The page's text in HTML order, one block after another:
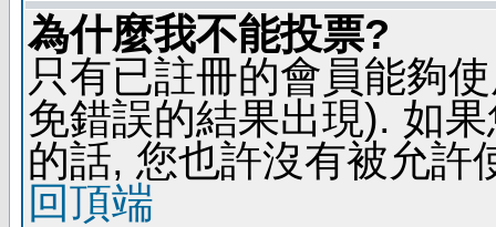
為什麼我不能投票?
只有已註冊的會員能夠
免錯誤的結果出現). 如
的話, 您也許沒有被允許
回頂端